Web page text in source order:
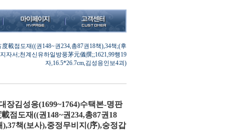
載점도재((권148~권234,총87권18책),34책;(후
자서;천계신유하일방풍茅元儀撰;;1621,99행19
자,16.5*26.7cm,김성응인보4괴)
장김성응(1699~1764)수택본-명판
점도재((권148~권234,총87권18
),37책(보사),중정무비지(序),숭정갑